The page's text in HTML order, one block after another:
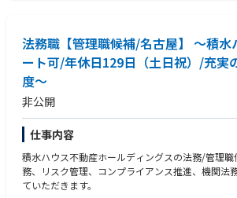
エンジニアリング最前線を支えることができます。
■使用ツール：
一般：Office、Teams
システム開発：Teamcenter (PDM)、Python
■働き方
リモートワーク：有 勤務は原則出勤。
は、所属長の許可により在宅勤務制度を活用する
出張の有無：有 出張機会は少ない。海外出張の
夜勤の有無：無
法務職【管理職候補/名古屋】 ～積水
ート可/年休日129日（土日祝）/充実
度～
非公開
仕事内容
積水ハウス不動産ホールディングスの法務/管理
務、リスク管理、コンプライアンス推進、機関法
ていただきます。